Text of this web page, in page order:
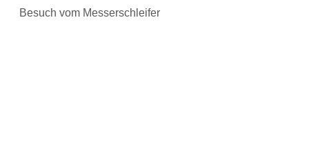
Besuch vom Messerschleifer